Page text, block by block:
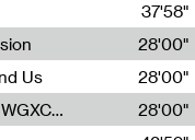
37'58"
28'00"
Us
28'00"
Radia Show #1090 : Radia Wave Farm WGXC Corey De Juan Sherrard Jr Startalk
28'00"